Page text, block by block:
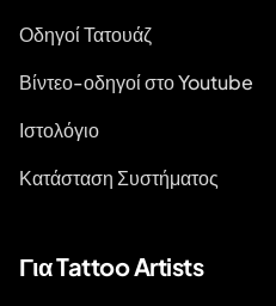
Οδηγοί Τατουάζ
Βίντεο-οδηγοί στο Youtube
Ιστολόγιο
Κατάσταση Συστήματος
Για Tattoo Artists